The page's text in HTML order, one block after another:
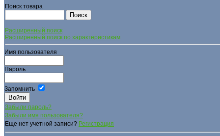
Поиск товара
Расширенный поиск
Расширенный поиск по характеристикам
Имя пользователя
Пароль
Запомнить
Забыли пароль?
Забыли имя пользователя?
Еще нет учетной записи? Регистрация